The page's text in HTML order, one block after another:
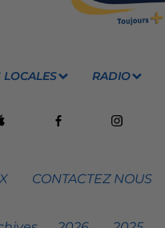
LOCALES RADIO
CONTACTEZ NOUS